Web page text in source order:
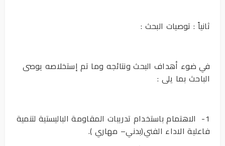
ثانياً : توصيات البحث :
في ضوء أهداف البحث ونتائجه وما تم إستخلاصه يوصى
الباحث بما يلى :
1- الاهتمام باستخدام تدريبات المقاومة الباليستية لتنمية
فاعلية الاداء الفني(بدني– مهاري ).